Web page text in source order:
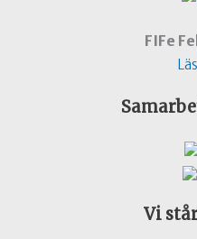
FIFe
Vi